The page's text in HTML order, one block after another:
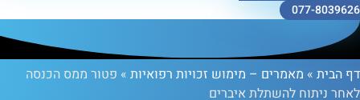
077-
» מאמרים – מימוש זכויות רפואיות »פטור ממס הכנסה
להשתלת איברים